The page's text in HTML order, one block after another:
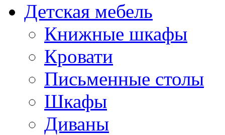
Детская мебель
Книжные шкафы
Кровати
Письменные столы
Шкафы
Диваны